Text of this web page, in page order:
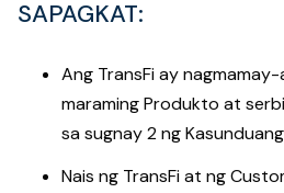
SAPAGKAT:
Ang TransFi ay
maraming Produkto at
sa sugnay 2 ng
Nais ng TransFi at ng